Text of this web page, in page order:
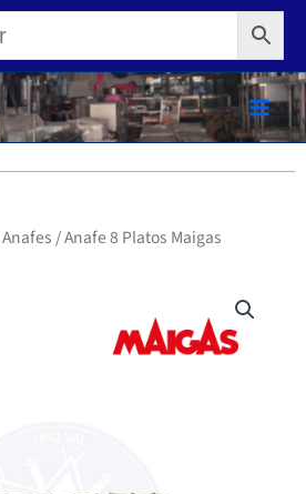
Anafes/ Anafe 8 Platos Maigas